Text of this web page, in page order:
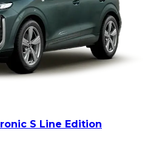
S Line Edition